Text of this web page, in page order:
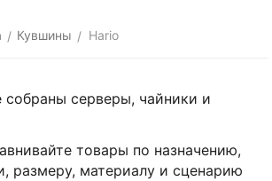
/ Кувшины / Hario
собраны серверы, чайники и
товары по назначению,
размеру, материалу и сценарию